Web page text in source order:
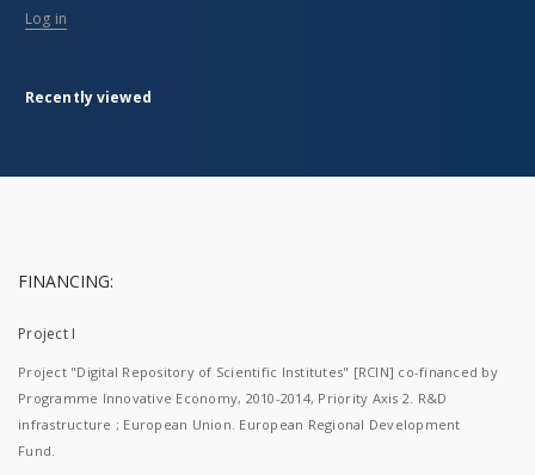
Log in
Recently viewed
FINANCING:
Project I
Project "Digital Repository of Scientific Institutes" [RCIN] co-financed by
Programme Innovative Economy, 2010-2014, Priority Axis 2. R&D
infrastructure ; European Union. European Regional Development
Fund.